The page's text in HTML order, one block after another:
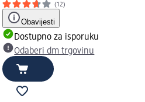
(12)
Obavijesti
Dostupno za isporuku
Odaberi dm trgovinu